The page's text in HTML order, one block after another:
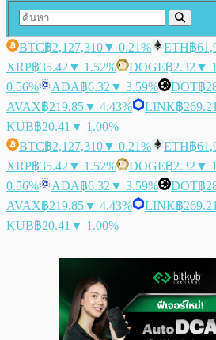
BTC฿2,127,310▼ 0.21% ETH฿
XRP฿35.42 ▼ 1.52% DOGE฿2.32 ▼
0.56%
ADA฿6.32 ▼ 3.59% DOT฿
AVAX฿219.85▼ 4.43% LINK฿269.21
KUB฿20.41 ▼ 1.00%
BTC฿2,127,310▼ 0.21% ETH฿
XRP฿35.42 ▼ 1.52% DOGE฿2.32 ▼
0.56%
ADA฿6.32 ▼ 3.59% DOT฿
AVAX฿219.85▼ 4.43% LINK฿269.21
KUB฿20.41 ▼ 1.00%